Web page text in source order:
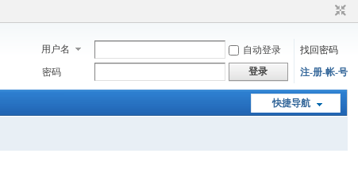
用户名 自动登录
找回密码
密码
登录 注-册-帐-号
快捷导航